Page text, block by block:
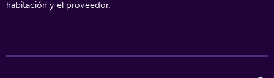
habitación y el proveedor.